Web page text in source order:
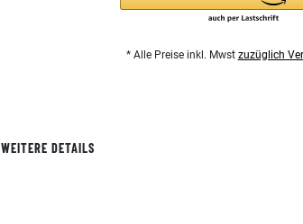
* Alle Preise inkl. Mwst zuzüglich
WEITERE DETAILS